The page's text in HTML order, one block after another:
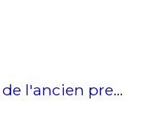
l'ancien pre...